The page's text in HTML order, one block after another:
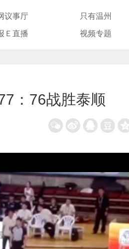
议事厅 只有温州
Ｅ直播 视频专题
：76战胜泰顺